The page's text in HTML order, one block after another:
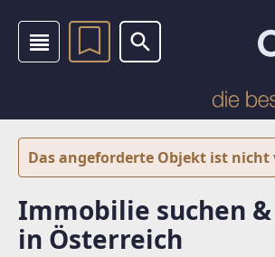
Das angeforderte Objekt ist
Immobilie suchen
in Österreich